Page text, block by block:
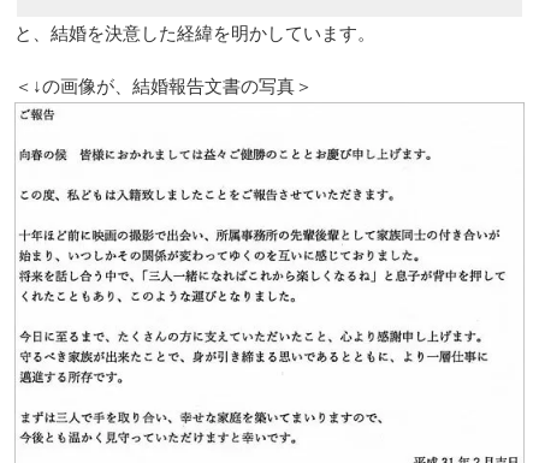
と、結婚を決意した経緯を明かしています。
＜↓の画像が、結婚報告文書の写真＞